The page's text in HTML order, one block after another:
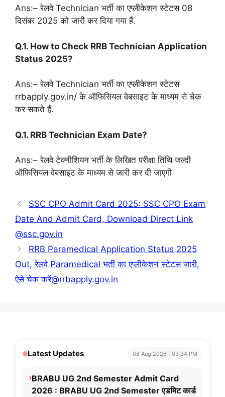
Ans:–रेलवेTechnician भर्ती का एप्लीकेशन स्टेटस 08
दिसंबर 2025 को जारी कर दिया गया हैं.
Q.1. How to Check RRB Technician Application
Status 2025?
Ans:–रेलवेTechnician भर्ती का एप्लीकेशन स्टेटस
rrbapply.gov.in/ के ऑफिसियल वेबसाइट के माध्यम से चेक
कर सकते हैं.
Q.1. RRB Technician Exam Date?
Ans:– रेलवे टेक्नीशियन भर्ती के लिखित परीक्षा तिथि जल्दी
ऑफिसियल वेबसाइट के माध्यम से जारी कर दी जाएगी
SSC CPO Admit Card 2025: SSC CPO Exam
Date And Admit Card, Download Direct Link
@ssc.gov.in
RRB Paramedical Application Status 2025
Out, रेलवे Paramedical भर्ती का एप्लीकेशन स्टेटस जारी,
ऐसे चेक करें@rrbapply.gov.in
Latest Updates 08 Aug 2026 | 03:34 PM
›BRABU UG 2nd Semester Admit Card
2026 : BRABU UG 2nd Semester एडमिट कार्ड